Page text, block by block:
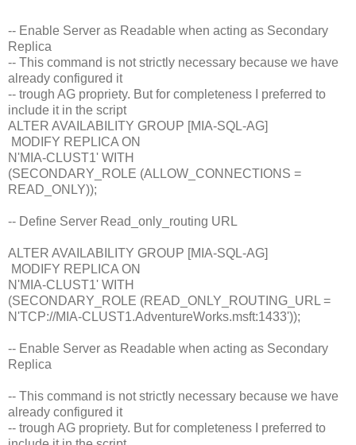
-- Enable Server as Readable when acting as Secondary
Replica
-- This command is not strictly necessary because we have
already configured it
-- trough AG propriety. But for completeness I preferred to
include it in the script
ALTER AVAILABILITY GROUP [MIA-SQL-AG]
MODIFY REPLICA ON
N'MIA-CLUST1' WITH
(SECONDARY_ROLE (ALLOW_CONNECTIONS =
READ_ONLY));
-- Define Server Read_only_routing URL
ALTER AVAILABILITY GROUP [MIA-SQL-AG]
MODIFY REPLICA ON
N'MIA-CLUST1' WITH
(SECONDARY_ROLE (READ_ONLY_ROUTING_URL =
N'TCP://MIA-CLUST1.AdventureWorks.msft:1433'));
-- Enable Server as Readable when acting as Secondary
Replica
-- This command is not strictly necessary because we have
already configured it
-- trough AG propriety. But for completeness I preferred to